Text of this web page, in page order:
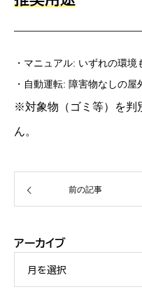
・マニュアル: いずれの環境
・自動運転: 障害物なしの屋
※対象物（ゴミ等）を判
ん。
前の記事
アーカイブ
月を選択